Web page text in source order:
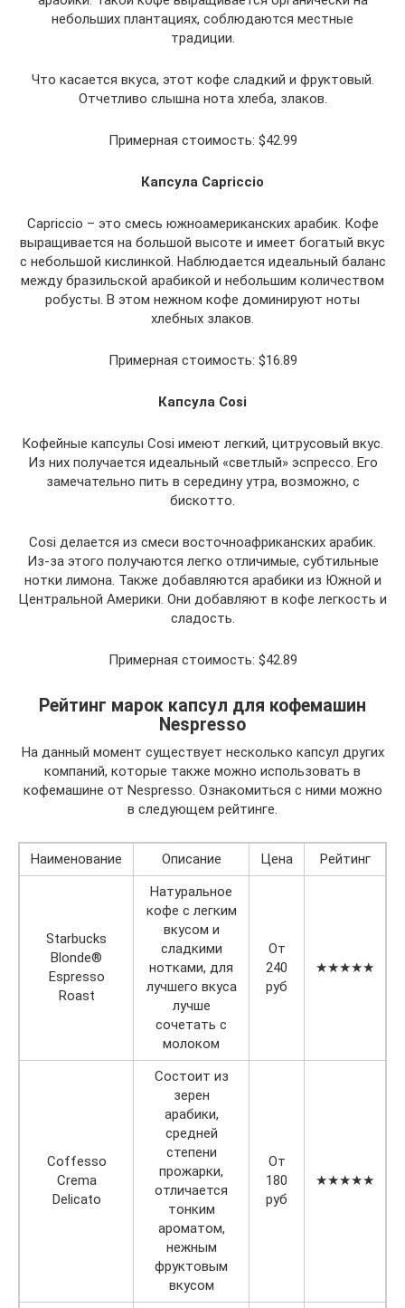
небольших плантациях, соблюдаются местные
традиции.
Что касается вкуса, этот кофе сладкий и фруктовый.
Отчетливо слышна нота хлеба, злаков.
Примерная стоимость: $42.99
Капсула Capriccio
Capriccio – это смесь южноамериканских арабик. Кофе
выращивается на большой высоте и имеет богатый вкус
с небольшой кислинкой. Наблюдается идеальный баланс
между бразильской арабикой и небольшим количеством
робусты. В этом нежном кофе доминируют ноты
хлебных злаков.
Примерная стоимость: $16.89
Капсула Cosi
Кофейные капсулы Cosi имеют легкий, цитрусовый вкус.
Из них получается идеальный «светлый» эспрессо. Его
замечательно пить в середину утра, возможно, с
бискотто.
Cosi делается из смеси восточноафриканских арабик.
Из-за этого получаются легко отличимые, субтильные
нотки лимона. Также добавляются арабики из Южной и
Центральной Америки. Они добавляют в кофе легкость и
сладость.
Примерная стоимость: $42.89
Рейтинг марок капсул для кофемашин
Nespresso
На данный момент существует несколько капсул других
компаний, которые также можно использовать в
кофемашине от Nespresso. Ознакомиться с ними можно
в следующем рейтинге.
Наименование Описание Цена Рейтинг
Starbucks
Blonde®
Espresso
Roast
Натуральное
кофе с легким
вкусом и
сладкими
нотками, для
лучшего вкуса
лучше
сочетать с
молоком
От
240
руб
★★★★★
Coffesso
Crema
Delicato
Состоит из
зерен
арабики,
средней
степени
прожарки,
отличается
тонким
ароматом,
нежным
фруктовым
вкусом
От
180
руб
★★★★★